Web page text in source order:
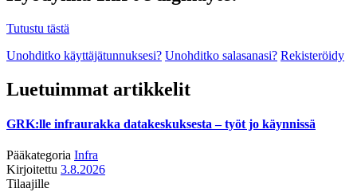
Tutustu tästä
Unohditko käyttäjätunnuksesi? Unohditko salasanasi? Rekisteröidy
Luetuimmat artikkelit
GRK:lle infraurakka datakeskuksesta – työt jo käynnissä
Pääkategoria Infra
Kirjoitettu 3.8.2026
Tilaajille